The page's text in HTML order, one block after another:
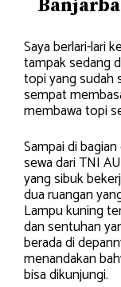
Saya berlari-lari
tampak sedang
topi yang sudah
sempat
membawa topi
Sampai di
sewa dari TNI
yang sibuk
dua ruangan
Lampu kuning
dan sentuhan
berada di
menandakan
bisa dikunjungi.